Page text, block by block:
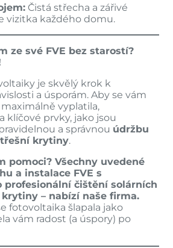
Čistá střecha a zářivé
vizitka každého domu.
ze své FVE bez starostí?
je skvělý krok k
a úsporám. Aby se vám
vyplatila,
klíčové prvky, jako jsou
a správnou údržbu
krytiny.
pomoci? Všechny uvedené
a instalace FVE s
profesionální čištění solárních
– nabízí naše firma.
fotovoltaika šlapala jako
vám radost (a úspory) po